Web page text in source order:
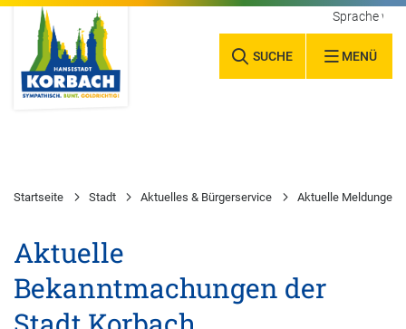
SUCHE MENÜ
Sprache
Startseite Stadt Aktuelles & Bürgerservice Aktuelle Meldungen
Aktuelle
Bekanntmachungen der